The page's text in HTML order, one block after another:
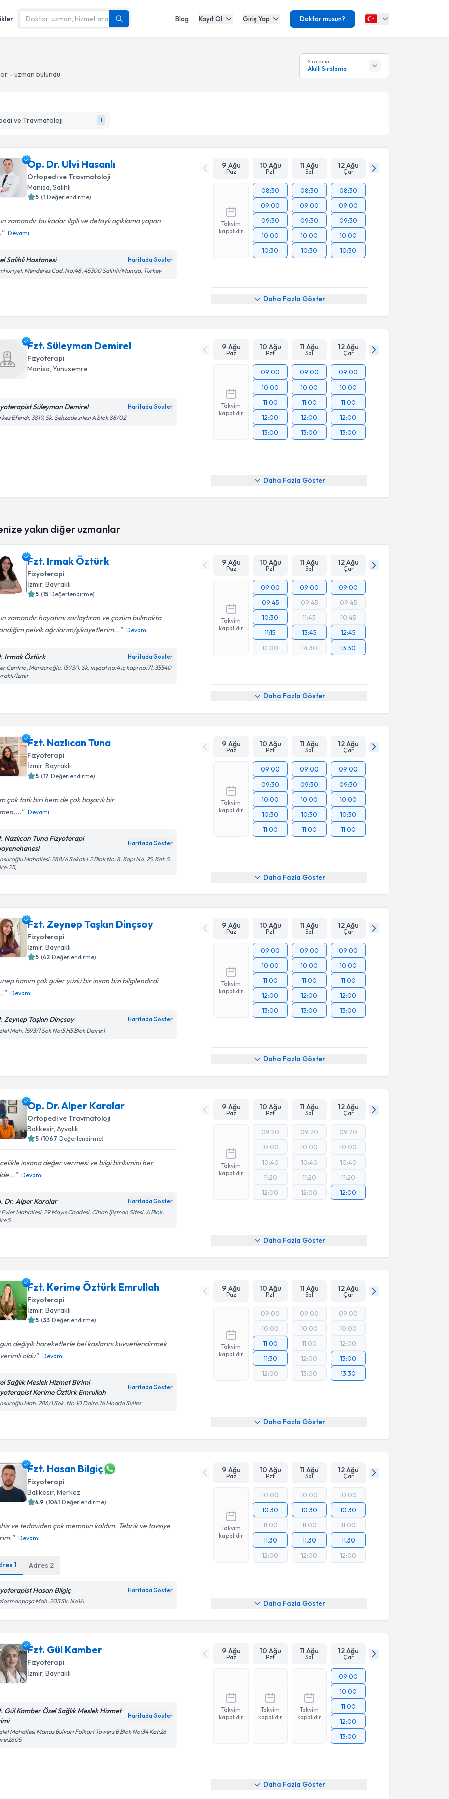
Blog Kayıt Ol Giriş Yap Doktor musun?
- uzman bulundu
Sıralama
Akıllı Sıralama
ve Travmatoloji 1
Op. Dr. Ulvi Hasanlı
Ortopedi ve Travmatoloji
Manisa, Salihli
5 (1 Değerlendirme)
zamandır bu kadar ilgili ve detaylı açıklama yapan
Devamı
Salihli Hastanesi Haritada Göster
Menderes Cad. No:48, 45300 Salihli/Manisa, Turkey
9 Ağu
Paz
10 Ağu
Pzt
11 Ağu
Sal
12 Ağu
Çar
Takvim
kapalıdır
08:30
09:00
09:30
10:00
10:30
08:30
09:00
09:30
10:00
10:30
08:30
09:00
09:30
10:00
10:30
Daha Fazla Göster
Fzt. Süleyman Demirel
Fizyoterapi
Manisa , Yunusemre
Süleyman Demirel Haritada Göster
Efendi, 3819. Sk. Şehzade sitesi A blok 88/02
9 Ağu
Paz
10 Ağu
Pzt
11 Ağu
Sal
12 Ağu
Çar
Takvim
kapalıdır
09:00
10:00
11:00
12:00
13:00
09:00
10:00
11:00
12:00
13:00
09:00
10:00
11:00
12:00
13:00
Daha Fazla Göster
yakın diğer uzmanlar
Fzt. Irmak Öztürk
Fizyoterapi
İzmir, Bayraklı
5 (15 Değerlendirme)
zamandır hayatımı zorlaştıran ve çözüm bulmakta
pelvik ağrılarım/şikayetlerim...
Devamı
Irmak Öztürk Haritada Göster
Centrio, Mansuroğlu, 1593/1. Sk. inşaat no:4 iç kapı no:71, 35540
İzmir
9 Ağu
Paz
10 Ağu
Pzt
11 Ağu
Sal
12 Ağu
Çar
Takvim
kapalıdır
09:00
09:45
10:30
11:15
12:00
09:00
09:45
11:45
13:45
14:30
09:00
09:45
10:45
12:45
13:30
Daha Fazla Göster
Fzt. Nazlıcan Tuna
Fizyoterapi
İzmir, Bayraklı
5 (17 Değerlendirme)
çok tatlı biri hem de çok başarılı bir
Devamı
Nazlıcan Tuna Fizyoterapi
Haritada Göster
Mahallesi, 288/6 Sokak L2 Blok No: 8, Kapı No: 25, Kat: 5,
25,
9 Ağu
Paz
10 Ağu
Pzt
11 Ağu
Sal
12 Ağu
Çar
Takvim
kapalıdır
09:00
09:30
10:00
10:30
11:00
09:00
09:30
10:00
10:30
11:00
09:00
09:30
10:00
10:30
11:00
Daha Fazla Göster
Fzt. Zeynep Taşkın Dinçsoy
Fizyoterapi
İzmir, Bayraklı
5 (42 Değerlendirme)
hanım çok güler yüzlü bir insan bizi bilgilendirdi
Devamı
Zeynep Taşkın Dinçsoy Haritada Göster
Mah. 1593/1 Sok No:5 H5 Blok Daire:1
9 Ağu
Paz
10 Ağu
Pzt
11 Ağu
Sal
12 Ağu
Çar
Takvim
kapalıdır
09:00
10:00
11:00
12:00
13:00
09:00
10:00
11:00
12:00
13:00
09:00
10:00
11:00
12:00
13:00
Daha Fazla Göster
Op. Dr. Alper Karalar
Ortopedi ve Travmatoloji
Balıkesir, Ayvalık
5 (1067 Değerlendirme)
insana değer vermesi ve bilgi birikimini her
Devamı
Dr. Alper Karalar Haritada Göster
Evler Mahallesi, 29 Mayıs Caddesi, Cihan Şişman Sitesi, A Blok,
5
9 Ağu
Paz
10 Ağu
Pzt
11 Ağu
Sal
12 Ağu
Çar
Takvim
kapalıdır
09:20
10:00
10:40
11:20
12:00
09:20
10:00
10:40
11:20
12:00
09:20
10:00
10:40
11:20
12:00
Daha Fazla Göster
Fzt. Kerime Öztürk Emrullah
Fizyoterapi
İzmir, Bayraklı
5 (33 Değerlendirme)
değişik hareketlerle bel kaslarını kuvvetlendirmek
oldu
Devamı
Sağlık Meslek Hizmet Birimi
Kerime Öztürk Emrullah
Haritada Göster
Mah. 286/1 Sok. No:10 Daire:16 Modda Suites
9 Ağu
Paz
10 Ağu
Pzt
11 Ağu
Sal
12 Ağu
Çar
Takvim
kapalıdır
09:00
10:00
11:00
11:30
12:00
09:00
10:00
11:00
12:00
13:00
09:00
10:00
12:00
13:00
13:30
Daha Fazla Göster
Fzt. Hasan Bilgiç
Fizyoterapi
Balıkesir, Merkez
4.9 (1041 Değerlendirme)
ve tedaviden çok memnun kaldım. Tebrik ve tavsiye
Devamı
1 Adres 2
Hasan Bilgiç Haritada Göster
Mah. 203 Sk. No1A
9 Ağu
Paz
10 Ağu
Pzt
11 Ağu
Sal
12 Ağu
Çar
Takvim
kapalıdır
10:00
10:30
11:00
11:30
12:00
10:00
10:30
11:00
11:30
12:00
10:00
10:30
11:00
11:30
12:00
Daha Fazla Göster
Fzt. Gül Kamber
Fizyoterapi
İzmir, Bayraklı
Gül Kamber Özel Sağlık Meslek Hizmet
Haritada Göster
Mahallesi Manas Bulvarı Folkart Towers B Blok No:34 Kat:26
9 Ağu
Paz
10 Ağu
Pzt
11 Ağu
Sal
12 Ağu
Çar
Takvim
kapalıdır
Takvim
kapalıdır
Takvim
kapalıdır
09:00
10:00
11:00
12:00
13:00
Daha Fazla Göster